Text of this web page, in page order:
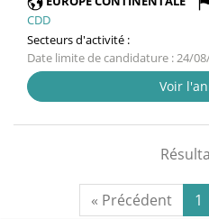
CDD
Secteurs d'activité :
Date limite de candidature : 24/
Voir
« Précédent 1